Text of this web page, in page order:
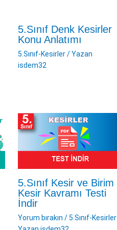
5.Sınıf Denk Kesirler
Konu Anlatımı
5.Sınıf-Kesirler/ Yazan
isdem32
5.Sınıf Kesir ve Birim
Kesir Kavramı Testi
İndir
Yorum bırakın /5.Sınıf-Kesirler